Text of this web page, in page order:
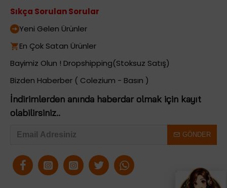
Sıkça Sorulan Sorular
Yeni Gelen Ürünler
En Çok Satan Ürünler
Bayimiz Olun ! Dropshipping(Stoksuz Satış)
Bizden Haberber ( Colezium - Basın )
İndirimlerden anında haberdar olmak için kayıt
olabilirsiniz..
GÖNDER